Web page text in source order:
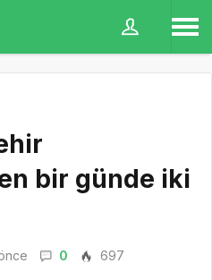
bir günde iki
0
697